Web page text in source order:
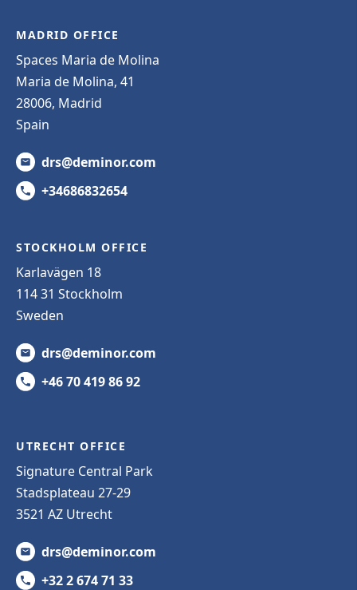
MADRID OFFICE
Spaces Maria de Molina
Maria de Molina, 41
28006, Madrid
Spain
drs@deminor.com
+34686832654
STOCKHOLM OFFICE
Karlavägen 18
114 31 Stockholm
Sweden
drs@deminor.com
+46 70 419 86 92
UTRECHT OFFICE
Signature Central Park
Stadsplateau 27-29
3521 AZ Utrecht
drs@deminor.com
+32 2 674 71 33